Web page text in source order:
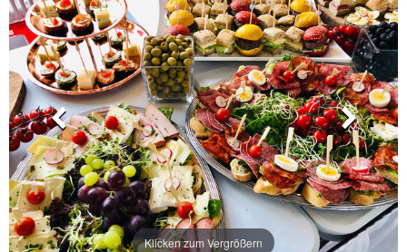
Klicken zum Vergrößern